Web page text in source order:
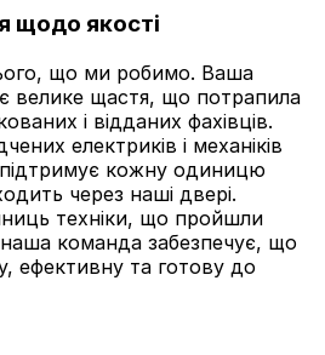
щодо якості
що ми робимо. Ваша
велике щастя, що потрапила
і відданих фахівців.
електриків і механіків
кожну одиницю
через наші двері.
техніки, що пройшли
наша команда забезпечує, що
ефективну та готову до